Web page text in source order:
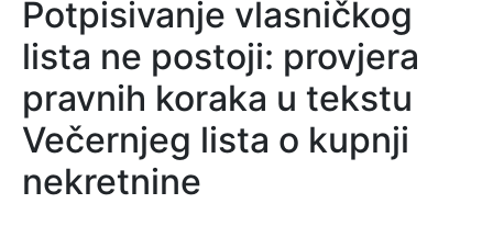
Potpisivanje vlasničkog
lista ne postoji: provjera
pravnih koraka u tekstu
Večernjeg lista o kupnji
nekretnine